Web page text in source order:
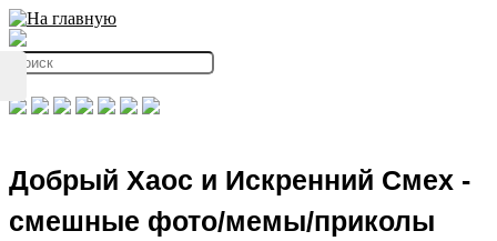
Добрый Хаос и Искренний Смех -
смешные фото/мемы/приколы